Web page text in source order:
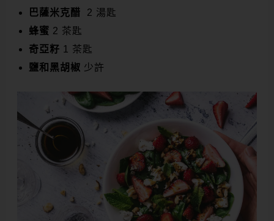
巴薩米克醋 2 湯匙
蜂蜜 2 茶匙
奇亞籽 1 茶匙
鹽和黑胡椒 少許